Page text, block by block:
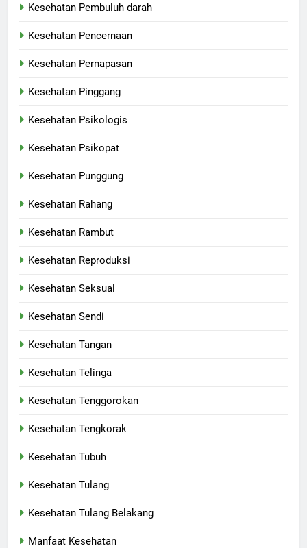
Kesehatan Pembuluh darah
Kesehatan Pencernaan
Kesehatan Pernapasan
Kesehatan Pinggang
Kesehatan Psikologis
Kesehatan Psikopat
Kesehatan Punggung
Kesehatan Rahang
Kesehatan Rambut
Kesehatan Reproduksi
Kesehatan Seksual
Kesehatan Sendi
Kesehatan Tangan
Kesehatan Telinga
Kesehatan Tenggorokan
Kesehatan Tengkorak
Kesehatan Tubuh
Kesehatan Tulang
Kesehatan Tulang Belakang
Manfaat Kesehatan